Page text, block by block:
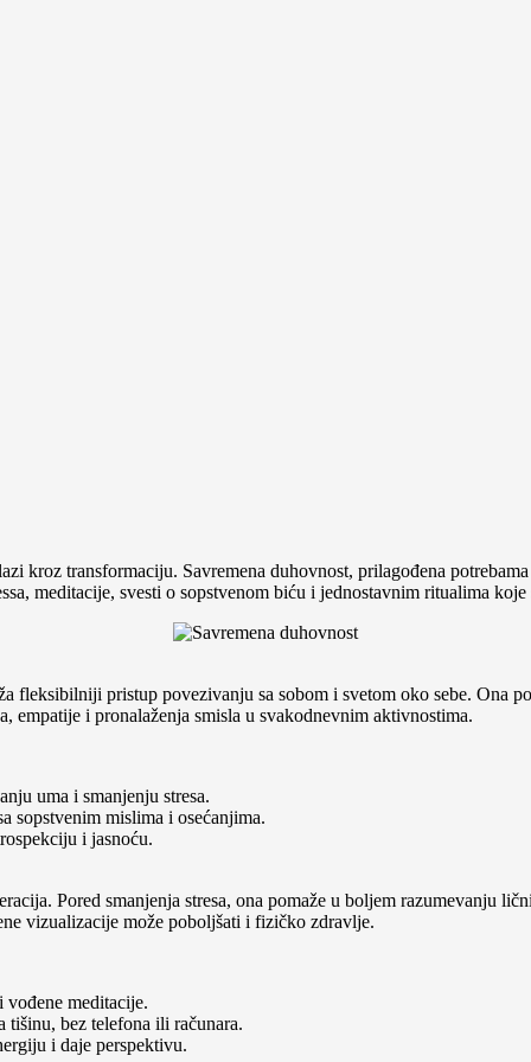
kroz transformaciju. Savremena duhovnost, prilagođena
meditacije, svesti o sopstvenom biću i jednostavnim ritualima
fleksibilniji pristup povezivanju sa sobom i svetom oko sebe. Ona
empatije i pronalaženja smisla u svakodnevnim aktivnostima.
uma i smanjenju stresa.
sopstvenim mislima i osećanjima.
i jasnoću.
Pored smanjenja stresa, ona pomaže u boljem razumevanju
vizualizacije može poboljšati i fizičko zdravlje.
meditacije.
tišinu, bez telefona ili računara.
i daje perspektivu.